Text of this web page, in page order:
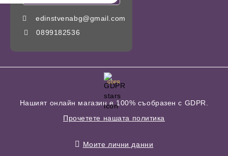
edinstvenabg@gmail.com
0899182536
GDPR
Нашият онлайн магазин е 100% съобразен с GDPR.
Прочетете нашата политика
Моите лични данни